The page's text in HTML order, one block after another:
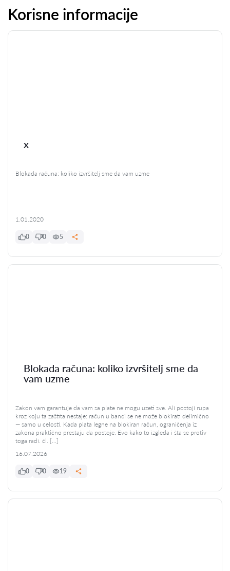
Korisne informacije
x
Blokada računa: koliko izvršitelj sme da vam uzme
1.01.2020
0 0 5
Blokada računa: koliko izvršitelj sme da
vam uzme
Zakon vam garantuje da vam sa plate ne mogu uzeti sve. Ali postoji rupa
kroz koju ta zaštita nestaje: račun u banci se ne može blokirati delimično
— samo u celosti. Kada plata legne na blokiran račun, ograničenja iz
zakona praktično prestaju da postoje. Evo kako to izgleda i šta se protiv
toga radi. čl. […]
16.07.2026
0 0 19